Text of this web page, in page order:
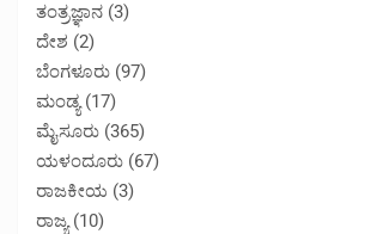
ತಂತ್ರಜ್ಞಾನ (3)
ದೇಶ (2)
ಬೆಂಗಳೂರು (97)
ಮಂಡ್ಯ(17)
ಮೈಸೂರು (365)
ಯಳಂದೂರು (67)
ರಾಜಕೀಯ (3)
ರಾಜ್ಯ(10)